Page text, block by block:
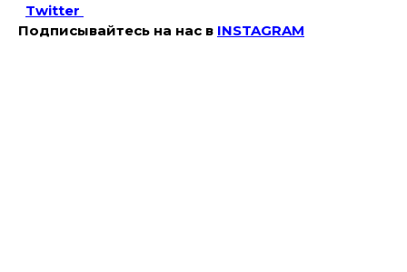
Twitter
Подписывайтесь на наc в INSTAGRAM